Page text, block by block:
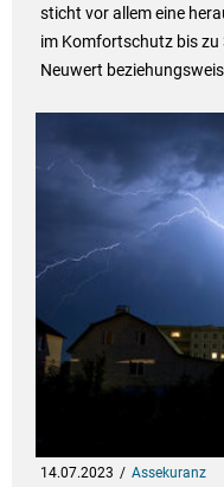
sticht vor allem eine
im Komfortschutz bis zu
Neuwert
14.07.2023 Assekuranz